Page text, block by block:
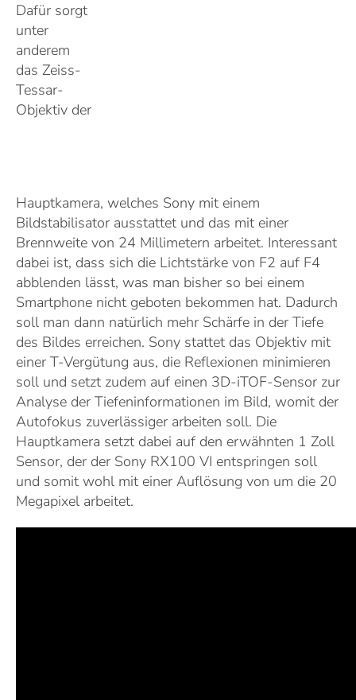
Dafür sorgt
unter
anderem
das Zeiss-
Tessar-
Objektiv der
Hauptkamera, welches Sony mit einem
Bildstabilisator ausstattet und das mit einer
Brennweite von 24 Millimetern arbeitet. Interessant
dabei ist, dass sich die Lichtstärke von F2 auf F4
abblenden lässt, was man bisher so bei einem
Smartphone nicht geboten bekommen hat. Dadurch
soll man dann natürlich mehr Schärfe in der Tiefe
des Bildes erreichen. Sony stattet das Objektiv mit
einer T-Vergütung aus, die Reflexionen minimieren
soll und setzt zudem auf einen 3D-iTOF-Sensor zur
Analyse der Tiefeninformationen im Bild, womit der
Autofokus zuverlässiger arbeiten soll. Die
Hauptkamera setzt dabei auf den erwähnten 1 Zoll
Sensor, der der Sony RX100 VI entspringen soll
und somit wohl mit einer Auflösung von um die 20
Megapixel arbeitet.